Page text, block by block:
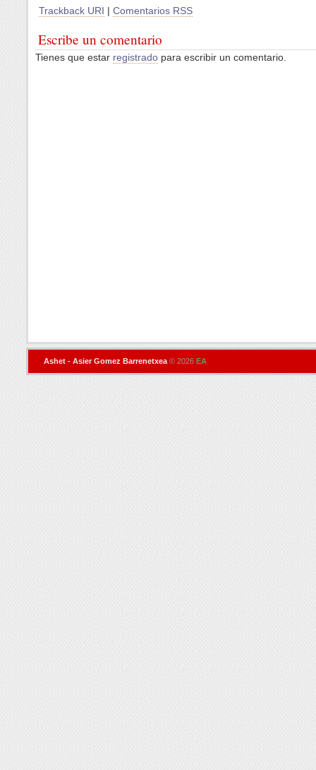
Trackback URI | Comentarios RSS
Escribe un comentario
Tienes que estar registrado para escribir un comentario.
Ashet - Asier Gomez Barrenetxea © 2026 EA